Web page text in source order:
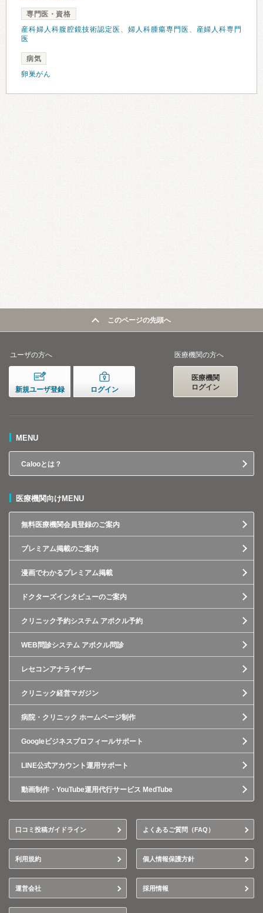
専門医・資格
産科婦人科腹腔鏡技術認定医 、 婦人科腫瘍専門医 、
産婦人科専門
医
病気
卵巣がん
このページの先頭へ
ユーザの方へ
新規ユーザ登録 ログイン
医療機関の方へ
医療機関
ログイン
MENU
Calooとは？
医療機関向けMENU
無料医療機関会員登録のご案内
プレミアム掲載のご案内
漫画でわかるプレミアム掲載
ドクターズインタビューのご案内
クリニック予約システム アポクル予約
WEB問診システム アポクル問診
レセコンアナライザー
クリニック経営マガジン
病院・クリニック ホームページ制作
Googleビジネスプロフィールサポート
LINE公式アカウント運用サポート
動画制作・YouTube運用代行サービス MedTube
口コミ投稿ガイドライン よくあるご質問（FAQ）
利用規約 個人情報保護方針
運営会社 採用情報